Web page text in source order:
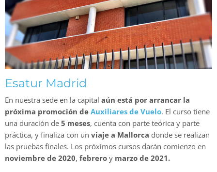
Esatur Madrid
En nuestra sede en la capital aún está por arrancar la
próxima promoción de Auxiliares de Vuelo. El curso tiene
una duración de 5 meses, cuenta con parte teórica y parte
práctica, y finaliza con un viaje a Mallorca donde se realizan
las pruebas finales. Los próximos cursos darán comienzo en
noviembre de 2020, febrero y marzo de 2021.